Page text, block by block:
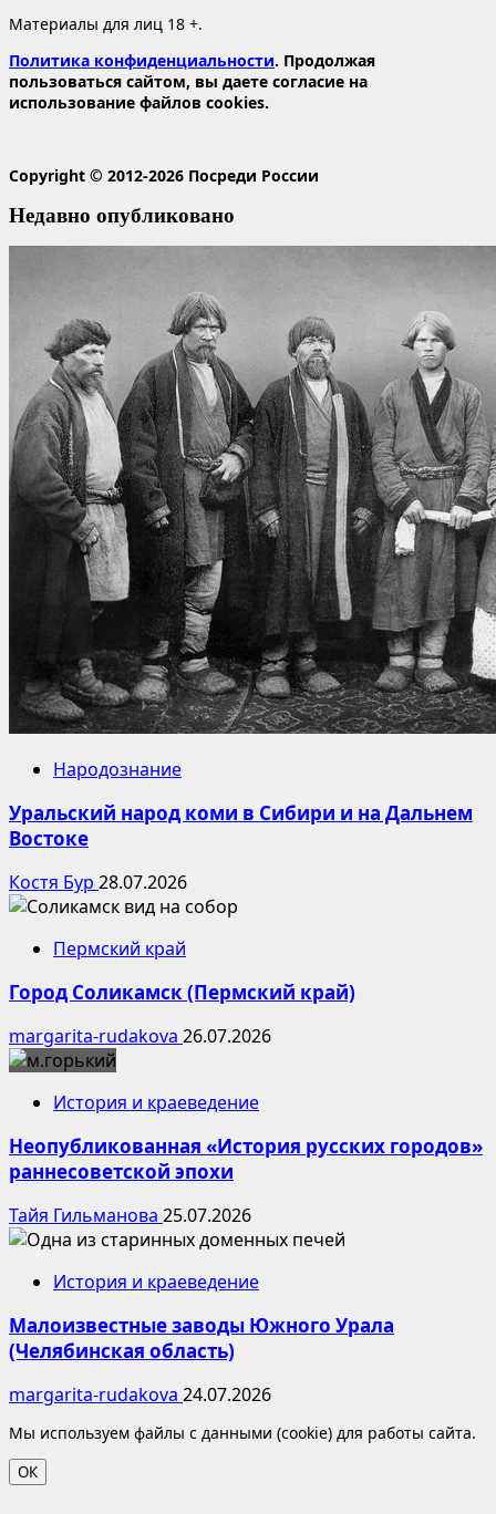
Материалы для лиц 18 +.
Политика конфиденциальности. Продолжая
пользоваться сайтом, вы даете согласие на
использование файлов cookies.
Copyright © 2012-2026 Посреди России
Недавно опубликовано
Народознание
Уральский народ коми в Сибири и на Дальнем
Востоке
Костя Бур 28.07.2026
Пермский край
Город Соликамск (Пермский край)
margarita-rudakova 26.07.2026
История и краеведение
Неопубликованная «История русских городов»
раннесоветской эпохи
Тайя Гильманова 25.07.2026
История и краеведение
Малоизвестные заводы Южного Урала
(Челябинская область)
margarita-rudakova 24.07.2026
Мы используем файлы с данными (cookie) для работы сайта.
ОК